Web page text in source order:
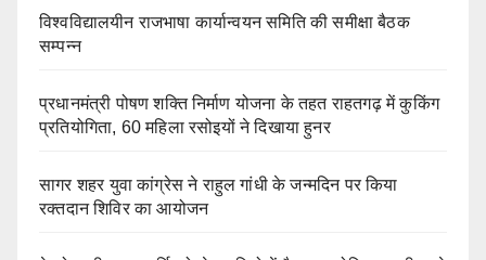
विश्वविद्यालयीन राजभाषा कार्यान्वयन समिति की समीक्षा बैठक
सम्पन्न
प्रधानमंत्री पोषण शक्ति निर्माण योजना के तहत राहतगढ़ में कुकिंग
प्रतियोगिता, 60 महिला रसोइयों ने दिखाया हुनर
सागर शहर युवा कांग्रेस ने राहुल गांधी के जन्मदिन पर किया
रक्तदान शिविर का आयोजन